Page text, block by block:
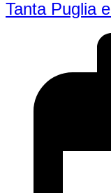
Tanta Puglia